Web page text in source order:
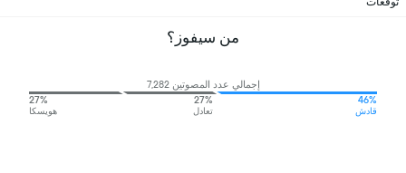
من سيفوز؟
إجمالي عدد المصوتين 7,282
46%
قادش
27%
تعادل
27%
هويسكا